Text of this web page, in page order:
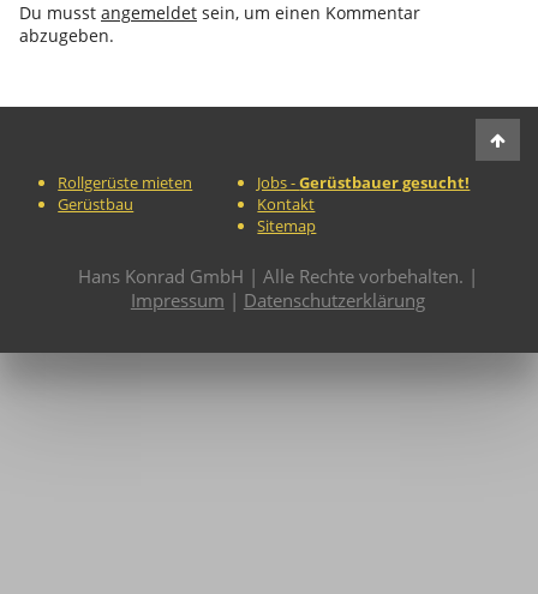
Du musst angemeldet sein, um einen Kommentar
abzugeben.
Rollgerüste mieten
Gerüstbau
Jobs -Gerüstbauer gesucht!
Kontakt
Sitemap
Hans Konrad GmbH | Alle Rechte vorbehalten. |
Impressum | Datenschutzerklärung